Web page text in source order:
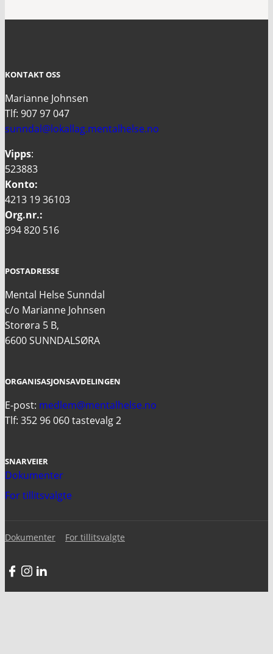
KONTAKT OSS
Marianne Johnsen
Tlf: 907 97 047
sunndal@lokallag.mentalhelse.no
Vipps:
523883
Konto:
4213 19 36103
Org.nr.:
994 820 516
POSTADRESSE
Mental Helse Sunndal
c/o Marianne Johnsen
Storøra 5 B,
6600 SUNNDALSØRA
ORGANISASJONSAVDELINGEN
E-post: medlem@mentalhelse.no
Tlf: 352 96 060 tastevalg 2
SNARVEIER
Dokumenter
For tillitsvalgte
Dokumenter For tillitsvalgte